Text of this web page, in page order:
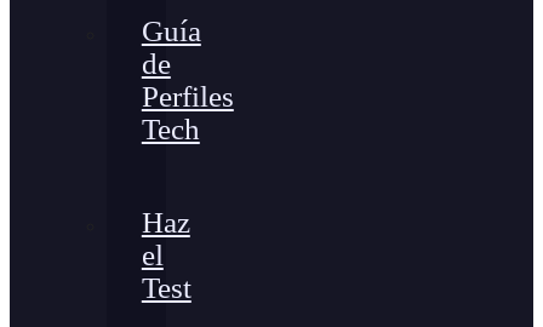
Guía
de
Perfiles
Tech
Haz
el
Test